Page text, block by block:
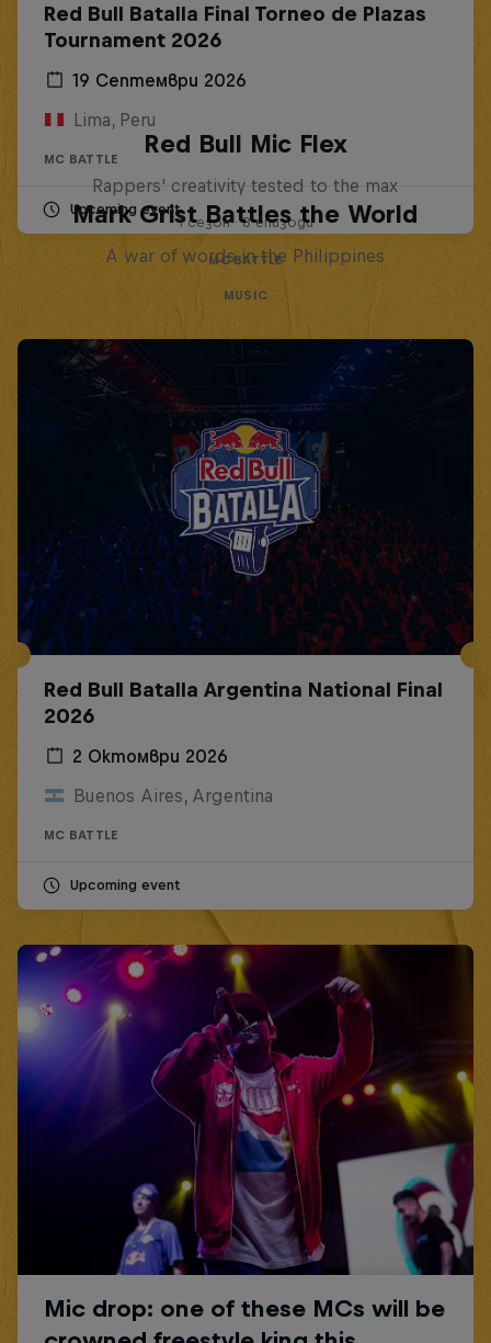
Red Bull Batalla Final Torneo de Plazas
Tournament 2026
19 Септември 2026
Lima, Peru
MC BATTLE
Upcoming event
Red Bull Mic Flex
Rappers' creativity tested to the max
1 сезон · 8 епизоди
MC BATTLE
Mark Grist Battles the World
A war of words in the Philippines
MUSIC
Red Bull Batalla Argentina National Final
2026
2 Октомври 2026
Buenos Aires, Argentina
MC BATTLE
Upcoming event